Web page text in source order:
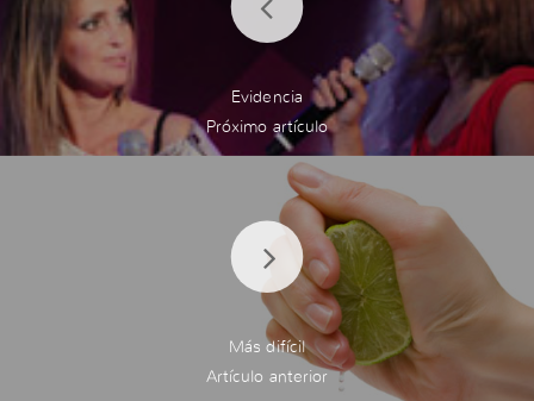
Evidencia
Más difícil